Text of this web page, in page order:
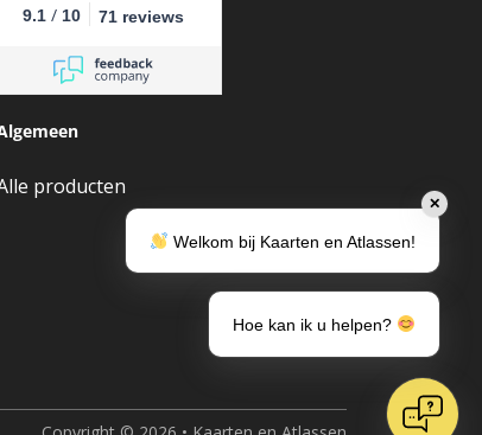
9.1 / 10 71 reviews
producten
✕
Welkom bij Kaarten en Atlassen!
Hoe kan ik u helpen?